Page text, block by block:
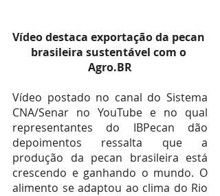
Vídeo destaca exportação da pecan
brasileira sustentável com o
Agro.BR
Vídeo postado no canal do Sistema
CNA/Senar no YouTube e no qual
representantes do IBPecan dão
depoimentos ressalta que a
produção da pecan brasileira está
crescendo e ganhando o mundo. O
alimento se adaptou ao clima do Rio